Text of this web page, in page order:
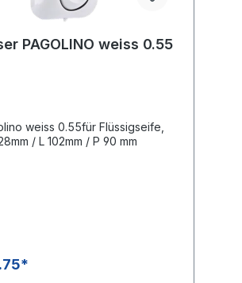
PAGOLINO weiss 0.55
weiss 0.55für Flüssigseife,
/ L 102mm / P 90 mm